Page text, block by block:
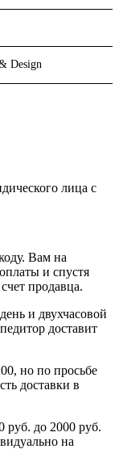
Design
лица с
Вам на
и спустя
продавца.
и двухчасовой
доставит
но по просьбе
доставки в
руб. до 2000 руб.
на